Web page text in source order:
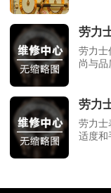
劳力
劳力士
尚与品
劳力
劳力士
适度和